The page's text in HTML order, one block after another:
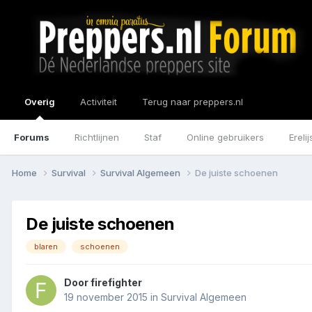
Overig
Forums Richtlijnen Staf Online gebruikers
Activiteit Terug naar preppers.nl
Home Survival Survival Algemeen De juiste schoenen
De juiste schoenen
blaren schoenen
Doorfirefighter
19 november 2015 in Survival Algemeen